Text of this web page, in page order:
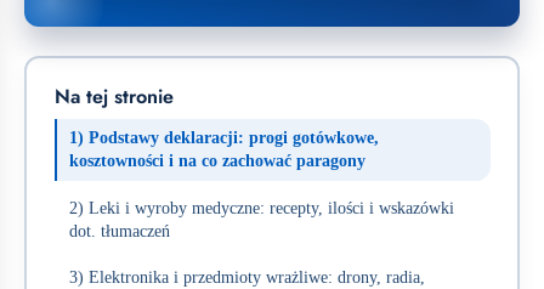
Na tej stronie
1) Podstawy deklaracji: progi gotówkowe,
kosztowności i na co zachować paragony
2) Leki i wyroby medyczne: recepty, ilości i wskazówki
dot. tłumaczeń
3) Elektronika i przedmioty wrażliwe: drony, radia,